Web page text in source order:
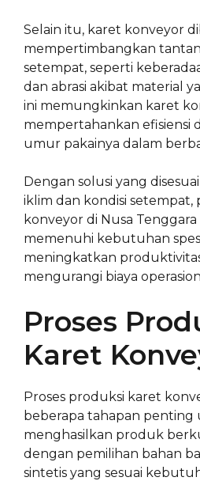
Selain itu, karet konveyor
mempertimbangkan
setempat, seperti
dan abrasi akibat material
ini memungkinkan karet
mempertahankan efisiensi
umur pakainya dalam
Dengan solusi yang
iklim dan kondisi setempat,
konveyor di Nusa
memenuhi kebutuhan
meningkatkan
mengurangi biaya
Proses
Karet
Proses produksi karet
beberapa tahapan
menghasilkan produk
dengan pemilihan bahan
sintetis yang sesuai